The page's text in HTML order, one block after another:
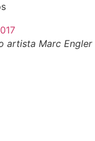
artista Marc Engler